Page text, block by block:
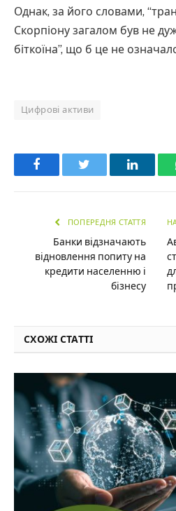
Однак, за його словами,
Скорпіону загалом був не
біткоїна”, що б це не
Цифрові активи
Facebook
ПОПЕРЕДНЯ СТАТТЯ
Банки відзначають
відновлення попиту на
кредити населенню і
бізнесу
СХОЖІ СТАТТІ